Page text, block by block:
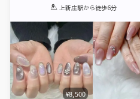
1 2 3 4 5
上新庄駅から徒歩6分
¥8,500